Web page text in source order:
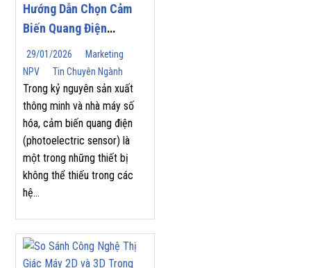
Hướng Dẫn Chọn Cảm
Biến Quang Điện
(Photoelectric Sensor)
Phù Hợp Cho Tự Động
Hóa Công Nghiệp
29/01/2026
Marketing
NPV
Tin Chuyên Ngành
Trong kỷ nguyên sản xuất
thông minh và nhà máy số
hóa, cảm biến quang điện
(photoelectric sensor) là
một trong những thiết bị
không thể thiếu trong các
hệ...